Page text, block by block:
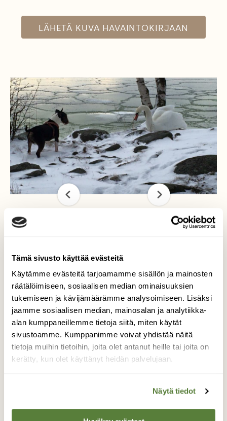
Tämä sivusto käyttää evästeitä
Käytämme evästeitä tarjoamamme sisällön ja mainosten
räätälöimiseen, sosiaalisen median ominaisuuksien
tukemiseen ja kävijämäärämme analysoimiseen. Lisäksi
jaamme sosiaalisen median, mainosalan ja analytiikka-
alan kumppaneillemme tietoja siitä, miten käytät
sivustoamme. Kumppanimme voivat yhdistää näitä
tietoja muihin tietoihin, joita olet antanut heille tai joita on
kerätty, kun olet käyttänyt heidän palvelujaan.
Näytä tiedot
LÄHETÄ KUVA HAVAINTOKIRJAAN
bullterrieri
Kävelin Helsingissä Aurinkolahdessa koiran
kanssa ja yhtäkkiä koira jähmettyi ja en
ensin erottanut mitä koira näki, kun lumen
valkoinen joutsen maastoutui lumen sekaan.
Luontokappaleet katselivat hetken toisiaan
ja joutsen kyllä antoi selvät merkit ettei
yhtään lähemmäksi tarvitse tulla.
Kohtaaminen päätyi hyvin ja kaikki
Valokuvaaja: Henna Poti, Aurinkolahti 12.1.2015